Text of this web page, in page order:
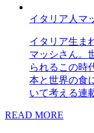
イタリア人マ
イタリア生ま
マッシさん。
られるこの時
本と世界の食
いて考える連
READ MORE